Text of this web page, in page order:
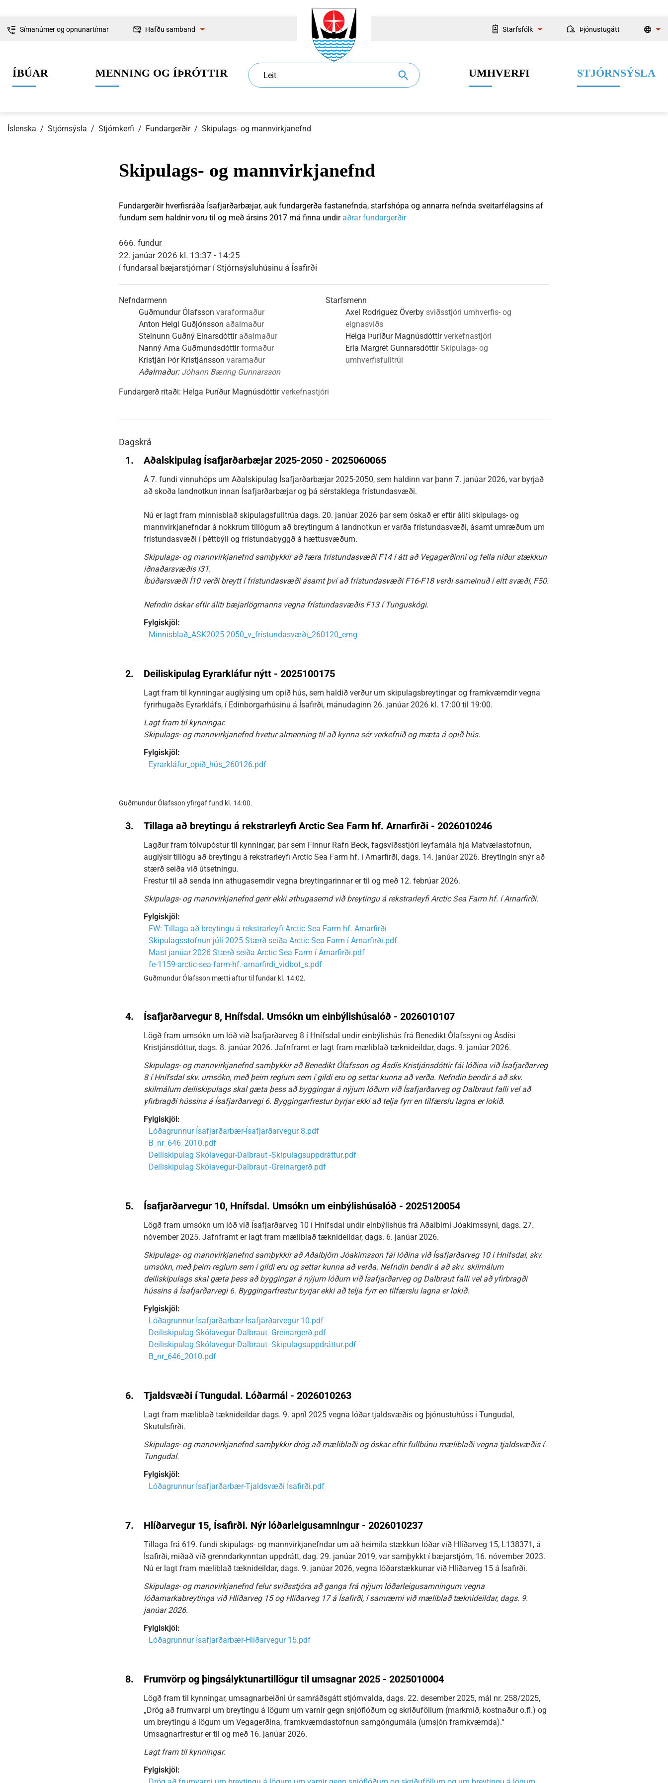
Leit
Símanúmer og opnunartímar Hafðu samband Starfsfólk Þjónustugátt
ÍBÚAR
Grunnskólaaldur Eldri borgarar
MENNING OG ÍÞRÓTTIR
Íþróttir Sundlaugar
UMHVERFI
Byggingarmál Sorphirða og -förgun
STJÓRNSÝSLA
Stjórnkerfi Ráð og nefndir
Íslenska / Stjórnsýsla / Stjórnkerfi / Fundargerðir / Skipulags- og mannvirkjanefnd
Skipulags- og mannvirkjanefnd
Fundargerðir hverfisráða Ísafjarðarbæjar, auk fundargerða fastanefnda, starfshópa og annarra nefnda sveitarfélagsins af
fundum sem haldnir voru til og með ársins 2017 má finna undir aðrar fundargerðir
666. fundur
22. janúar 2026 kl. 13:37 - 14:25
í fundarsal bæjarstjórnar í Stjórnsýsluhúsinu á Ísafirði
Nefndarmenn
Guðmundur Ólafsson varaformaður
Anton Helgi Guðjónsson aðalmaður
Steinunn Guðný Einarsdóttir aðalmaður
Nanný Arna Guðmundsdóttir formaður
Kristján Þór Kristjánsson varamaður
Aðalmaður: Jóhann Bæring Gunnarsson
Starfsmenn
Axel Rodriguez Överby sviðsstjóri umhverfis- og
eignasviðs
Helga Þuríður Magnúsdóttir verkefnastjóri
Erla Margrét Gunnarsdóttir Skipulags- og
umhverfisfulltrúi
Fundargerð ritaði: Helga Þuríður Magnúsdóttir verkefnastjóri
Dagskrá
1. Aðalskipulag Ísafjarðarbæjar 2025-2050 - 2025060065
Á 7. fundi vinnuhóps um Aðalskipulag Ísafjarðarbæjar 2025-2050, sem haldinn var þann 7. janúar 2026, var byrjað
að skoða landnotkun innan Ísafjarðarbæjar og þá sérstaklega frístundasvæði.
Nú er lagt fram minnisblað skipulagsfulltrúa dags. 20. janúar 2026 þar sem óskað er eftir áliti skipulags- og
mannvirkjanefndar á nokkrum tillögum að breytingum á landnotkun er varða frístundasvæði, ásamt umræðum um
frístundasvæði í þéttbýli og frístundabyggð á hættusvæðum.
Skipulags- og mannvirkjanefnd samþykkir að færa frístundasvæði F14 í átt að Vegagerðinni og fella niður stækkun
iðnaðarsvæðis i31.
Íbúðarsvæði Í10 verði breytt í frístundasvæði ásamt því að frístundasvæði F16-F18 verði sameinuð í eitt svæði, F50.
Nefndin óskar eftir áliti bæjarlögmanns vegna frístundasvæðis F13 í Tunguskógi.
Fylgiskjöl:
Minnisblað_ASK2025-2050_v_frístundasvæði_260120_emg
2. Deiliskipulag Eyrarkláfur nýtt - 2025100175
Lagt fram til kynningar auglýsing um opið hús, sem haldið verður um skipulagsbreytingar og framkvæmdir vegna
fyrirhugaðs Eyrarkláfs, í Edinborgarhúsinu á Ísafirði, mánudaginn 26. janúar 2026 kl. 17:00 til 19:00.
Lagt fram til kynningar.
Skipulags- og mannvirkjanefnd hvetur almenning til að kynna sér verkefnið og mæta á opið hús.
Fylgiskjöl:
Eyrarkláfur_opið_hús_260126.pdf
Guðmundur Ólafsson yfirgaf fund kl. 14:00.
3. Tillaga að breytingu á rekstrarleyfi Arctic Sea Farm hf. Arnarfirði - 2026010246
Lagður fram tölvupóstur til kynningar, þar sem Finnur Rafn Beck, fagsviðsstjóri leyfamála hjá Matvælastofnun,
auglýsir tillögu að breytingu á rekstrarleyfi Arctic Sea Farm hf. í Arnarfirði, dags. 14. janúar 2026. Breytingin snýr að
stærð seiða við útsetningu.
Frestur til að senda inn athugasemdir vegna breytingarinnar er til og með 12. febrúar 2026.
Skipulags- og mannvirkjanefnd gerir ekki athugasemd við breytingu á rekstrarleyfi Arctic Sea Farm hf. í Arnarfirði.
Fylgiskjöl:
FW: Tillaga að breytingu á rekstrarleyfi Arctic Sea Farm hf. Arnarfirði
Skipulagsstofnun júlí 2025 Stærð seiða Arctic Sea Farm í Arnarfirði.pdf
Mast janúar 2026 Stærð seiða Arctic Sea Farm í Arnarfirði.pdf
fe-1159-arctic-sea-farm-hf.-arnarfirdi_vidbot_s.pdf
Guðmundur Ólafsson mætti aftur til fundar kl. 14:02.
4. Ísafjarðarvegur 8, Hnífsdal. Umsókn um einbýlishúsalóð - 2026010107
Lögð fram umsókn um lóð við Ísafjarðarveg 8 í Hnífsdal undir einbýlishús frá Benedikt Ólafssyni og Ásdísi
Kristjánsdóttur, dags. 8. janúar 2026. Jafnframt er lagt fram mæliblað tæknideildar, dags. 9. janúar 2026.
Skipulags- og mannvirkjanefnd samþykkir að Benedikt Ólafsson og Ásdís Kristjánsdóttir fái lóðina við Ísafjarðarveg
8 í Hnífsdal skv. umsókn, með þeim reglum sem í gildi eru og settar kunna að verða. Nefndin bendir á að skv.
skilmálum deiliskipulags skal gæta þess að byggingar á nýjum lóðum við Ísafjarðarveg og Dalbraut falli vel að
yfirbragði hússins á Ísafjarðarvegi 6. Byggingarfrestur byrjar ekki að telja fyrr en tilfærslu lagna er lokið.
Fylgiskjöl:
Lóðagrunnur Ísafjarðarbær-Ísafjarðarvegur 8.pdf
B_nr_646_2010.pdf
Deiliskipulag Skólavegur-Dalbraut -Skipulagsuppdráttur.pdf
Deiliskipulag Skólavegur-Dalbraut -Greinargerð.pdf
5. Ísafjarðarvegur 10, Hnífsdal. Umsókn um einbýlishúsalóð - 2025120054
Lögð fram umsókn um lóð við Ísafjarðarveg 10 í Hnífsdal undir einbýlishús frá Aðalbirni Jóakimssyni, dags. 27.
nóvember 2025. Jafnframt er lagt fram mæliblað tæknideildar, dags. 6. janúar 2026.
Skipulags- og mannvirkjanefnd samþykkir að Aðalbjörn Jóakimsson fái lóðina við Ísafjarðarveg 10 í Hnífsdal, skv.
umsókn, með þeim reglum sem í gildi eru og settar kunna að verða. Nefndin bendir á að skv. skilmálum
deiliskipulags skal gæta þess að byggingar á nýjum lóðum við Ísafjarðarveg og Dalbraut falli vel að yfirbragði
hússins á Ísafjarðarvegi 6. Byggingarfrestur byrjar ekki að telja fyrr en tilfærslu lagna er lokið.
Fylgiskjöl:
Lóðagrunnur Ísafjarðarbær-Ísafjarðarvegur 10.pdf
Deiliskipulag Skólavegur-Dalbraut -Greinargerð.pdf
Deiliskipulag Skólavegur-Dalbraut -Skipulagsuppdráttur.pdf
B_nr_646_2010.pdf
6. Tjaldsvæði í Tungudal. Lóðarmál - 2026010263
Lagt fram mæliblað tæknideildar dags. 9. apríl 2025 vegna lóðar tjaldsvæðis og þjónustuhúss í Tungudal,
Skutulsfirði.
Skipulags- og mannvirkjanefnd samþykkir drög að mæliblaði og óskar eftir fullbúnu mæliblaði vegna tjaldsvæðis í
Tungudal.
Fylgiskjöl:
Lóðagrunnur Ísafjarðarbær-Tjaldsvæði Ísafirði.pdf
7. Hlíðarvegur 15, Ísafirði. Nýr lóðarleigusamningur - 2026010237
Tillaga frá 619. fundi skipulags- og mannvirkjanefndar um að heimila stækkun lóðar við Hlíðarveg 15, L138371, á
Ísafirði, miðað við grenndarkynntan uppdrátt, dag. 29. janúar 2019, var samþykkt í bæjarstjórn, 16. nóvember 2023.
Nú er lagt fram mæliblað tæknideildar, dags. 9. janúar 2026, vegna lóðarstækkunar við Hlíðarveg 15 á Ísafirði.
Skipulags- og mannvirkjanefnd felur sviðsstjóra að ganga frá nýjum lóðarleigusamningum vegna
lóðamarkabreytinga við Hlíðarveg 15 og Hlíðarveg 17 á Ísafirði, í samræmi við mæliblað tæknideildar, dags. 9.
janúar 2026.
Fylgiskjöl:
Lóðagrunnur Ísafjarðarbær-Hlíðarvegur 15.pdf
8. Frumvörp og þingsályktunartillögur til umsagnar 2025 - 2025010004
Lögð fram til kynningar, umsagnarbeiðni úr samráðsgátt stjórnvalda, dags. 22. desember 2025, mál nr. 258/2025,
„Drög að frumvarpi um breytingu á lögum um varnir gegn snjóflóðum og skriðuföllum (markmið, kostnaður o.fl.) og
um breytingu á lögum um Vegagerðina, framkvæmdastofnun samgöngumála (umsjón framkvæmda).“
Umsagnarfrestur er til og með 16. janúar 2026.
Lagt fram til kynningar.
Fylgiskjöl: